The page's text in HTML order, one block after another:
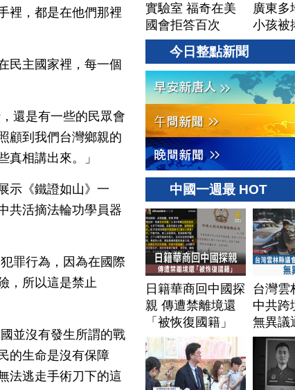
裡，都是在他們那裡
民主國家裡，每一個
還是有一些的民眾會
顧到我們台灣鄉親的
相講出來。」
示《鐵證如山》一
共活摘法輪功學員器
罪行為，因為在國際
，所以這是禁止
並沒有發生所謂的戰
的生命是沒有保障
法逃走手術刀下的這
實驗室 福奇在美
國會拒答百次
廣東多
小孩被
今日整點新聞
中國一週最 HOT
日籍華商回中國探
親 傳遭禁離境還
「被恢復國籍」
台灣雲
中共跨
無異議